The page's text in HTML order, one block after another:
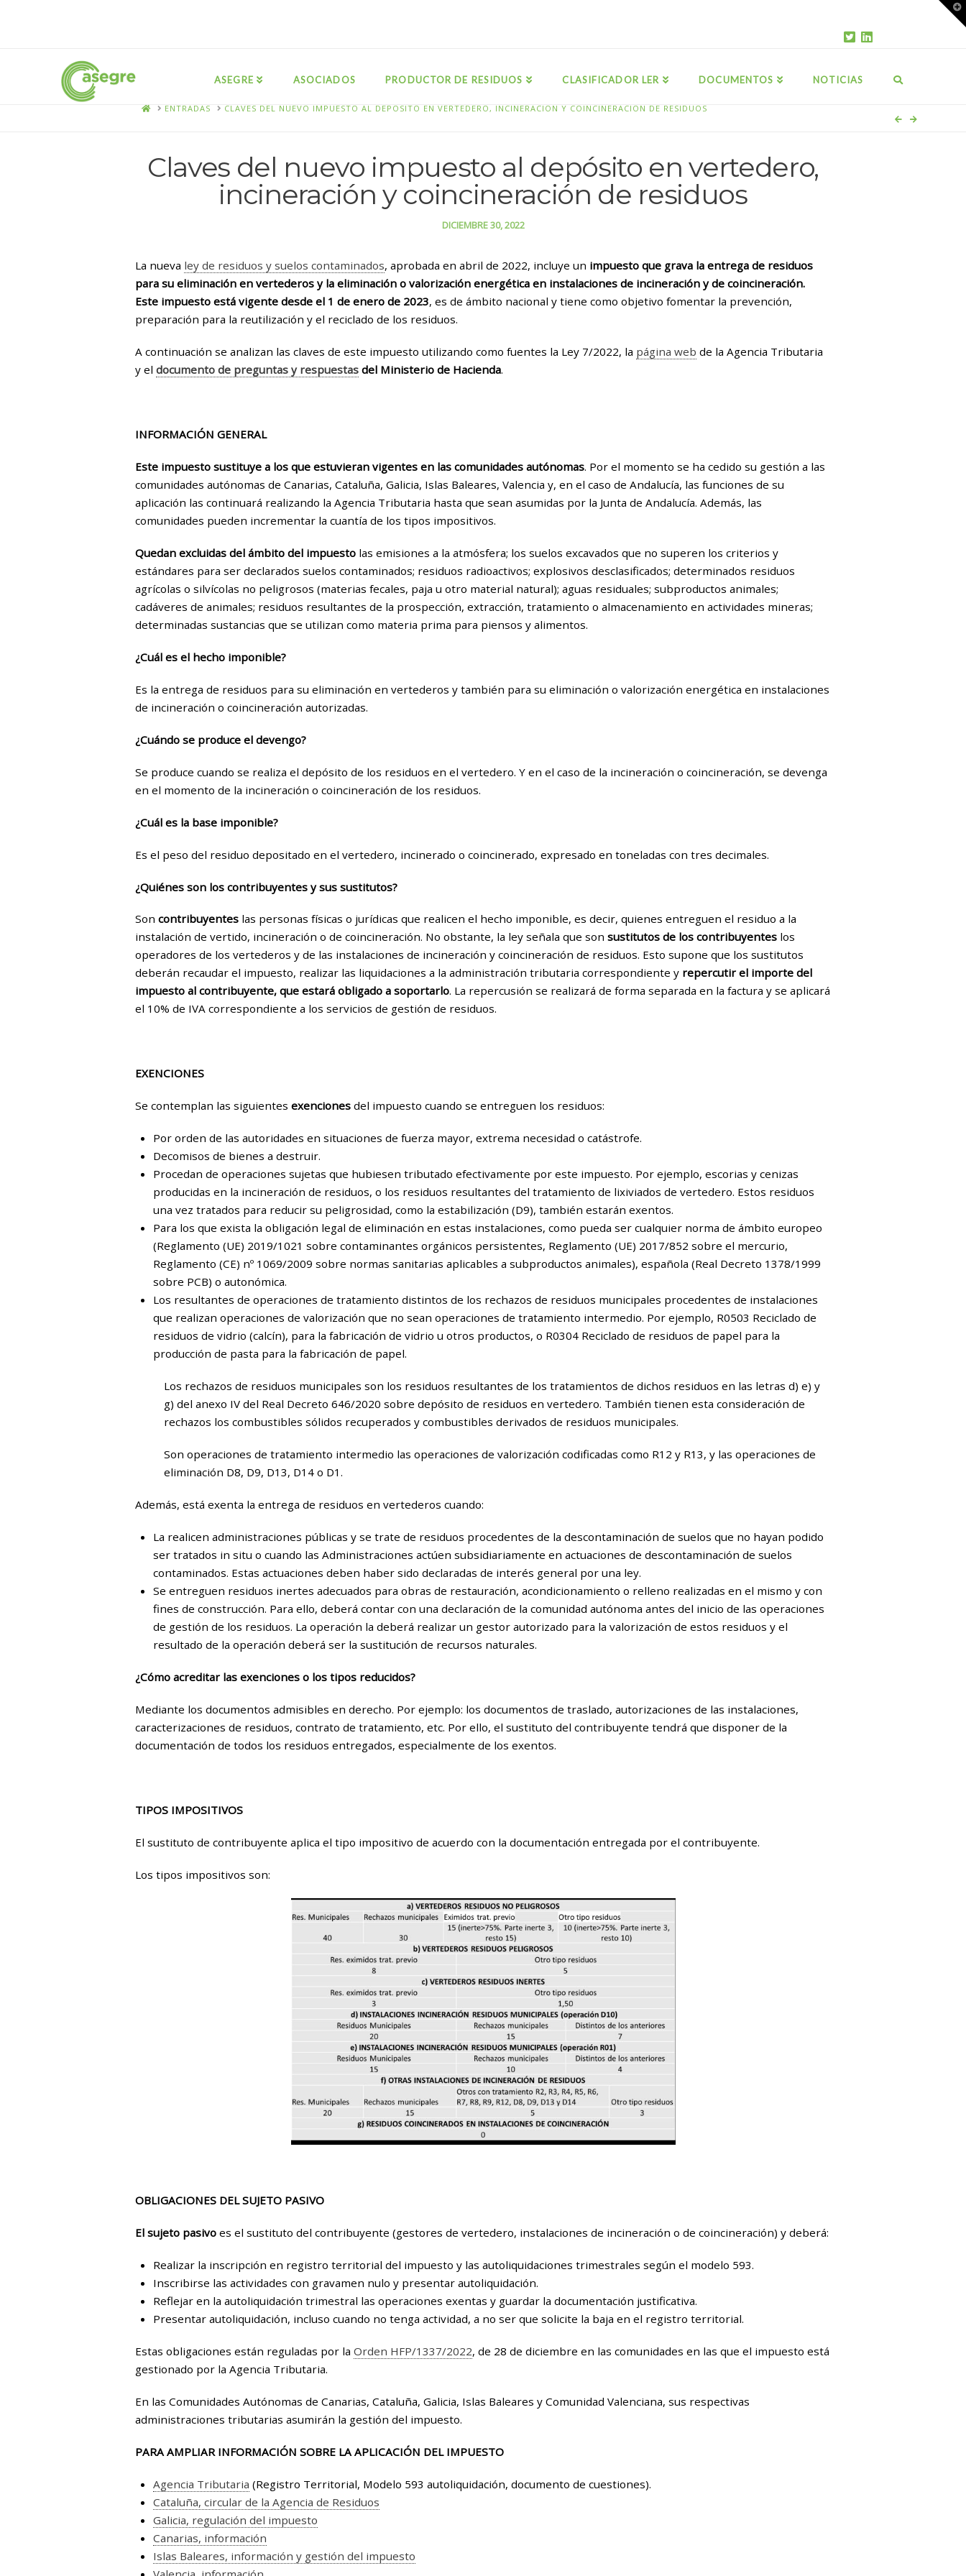
ASEGRE ASOCIADOS PRODUCTOR DE RESIDUOS CLASIFICADOR LER DOCUMENTOS NOTICIAS
HOMEENTRADAS CLAVES DEL NUEVO IMPUESTO AL DEPÓSITO EN VERTEDERO, INCINERACIÓN Y COINCINERACIÓN DE RESIDUOS
Claves del nuevo impuesto al depósito en vertedero,
incineración y coincineración de residuos
DICIEMBRE 30, 2022
La nueva ley de residuos y suelos contaminados, aprobada en abril de 2022, incluye un impuesto que grava la entrega de residuos
para su eliminación en vertederos y la eliminación o valorización energética en instalaciones de incineración y de coincineración.
Este impuesto está vigente desde el 1 de enero de 2023, es de ámbito nacional y tiene como objetivo fomentar la prevención,
preparación para la reutilización y el reciclado de los residuos.
A continuación se analizan las claves de este impuesto utilizando como fuentes la Ley 7/2022, la página web de la Agencia Tributaria
y eldocumento de preguntas y respuestas del Ministerio de Hacienda.
INFORMACIÓN GENERAL
Este impuesto sustituye a los que estuvieran vigentes en las comunidades autónomas. Por el momento se ha cedido su gestión a las
comunidades autónomas de Canarias, Cataluña, Galicia, Islas Baleares, Valencia y, en el caso de Andalucía, las funciones de su
aplicación las continuará realizando la Agencia Tributaria hasta que sean asumidas por la Junta de Andalucía. Además, las
comunidades pueden incrementar la cuantía de los tipos impositivos.
Quedan excluidas del ámbito del impuesto las emisiones a la atmósfera; los suelos excavados que no superen los criterios y
estándares para ser declarados suelos contaminados; residuos radioactivos; explosivos desclasificados; determinados residuos
agrícolas o silvícolas no peligrosos (materias fecales, paja u otro material natural); aguas residuales; subproductos animales;
cadáveres de animales; residuos resultantes de la prospección, extracción, tratamiento o almacenamiento en actividades mineras;
determinadas sustancias que se utilizan como materia prima para piensos y alimentos.
¿Cuál es el hecho imponible?
Es la entrega de residuos para su eliminación en vertederos y también para su eliminación o valorización energética en instalaciones
de incineración o coincineración autorizadas.
¿Cuándo se produce el devengo?
Se produce cuando se realiza el depósito de los residuos en el vertedero. Y en el caso de la incineración o coincineración, se devenga
en el momento de la incineración o coincineración de los residuos.
¿Cuál es la base imponible?
Es el peso del residuo depositado en el vertedero, incinerado o coincinerado, expresado en toneladas con tres decimales.
¿Quiénes son los contribuyentes y sus sustitutos?
Soncontribuyentes las personas físicas o jurídicas que realicen el hecho imponible, es decir, quienes entreguen el residuo a la
instalación de vertido, incineración o de coincineración. No obstante, la ley señala que sonsustitutos de los contribuyentes los
operadores de los vertederos y de las instalaciones de incineración y coincineración de residuos. Esto supone que los sustitutos
deberán recaudar el impuesto, realizar las liquidaciones a la administración tributaria correspondiente y repercutir el importe del
impuesto al contribuyente, que estará obligado a soportarlo. La repercusión se realizará de forma separada en la factura y se aplicará
el 10% de IVA correspondiente a los servicios de gestión de residuos.
EXENCIONES
Se contemplan las siguientesexenciones del impuesto cuando se entreguen los residuos:
Por orden de las autoridades en situaciones de fuerza mayor, extrema necesidad o catástrofe.
Decomisos de bienes a destruir.
Procedan de operaciones sujetas que hubiesen tributado efectivamente por este impuesto. Por ejemplo, escorias y cenizas
producidas en la incineración de residuos, o los residuos resultantes del tratamiento de lixiviados de vertedero. Estos residuos
una vez tratados para reducir su peligrosidad, como la estabilización (D9), también estarán exentos.
Para los que exista la obligación legal de eliminación en estas instalaciones, como pueda ser cualquier norma de ámbito europeo
(Reglamento (UE) 2019/1021 sobre contaminantes orgánicos persistentes, Reglamento (UE) 2017/852 sobre el mercurio,
Reglamento (CE) nº 1069/2009 sobre normas sanitarias aplicables a subproductos animales), española (Real Decreto 1378/1999
sobre PCB) o autonómica.
Los resultantes de operaciones de tratamiento distintos de los rechazos de residuos municipales procedentes de instalaciones
que realizan operaciones de valorización que no sean operaciones de tratamiento intermedio. Por ejemplo, R0503 Reciclado de
residuos de vidrio (calcín), para la fabricación de vidrio u otros productos, o R0304 Reciclado de residuos de papel para la
producción de pasta para la fabricación de papel.
Los rechazos de residuos municipales son los residuos resultantes de los tratamientos de dichos residuos en las letras d) e) y
g) del anexo IV del Real Decreto 646/2020 sobre depósito de residuos en vertedero. También tienen esta consideración de
rechazos los combustibles sólidos recuperados y combustibles derivados de residuos municipales.
Son operaciones de tratamiento intermedio las operaciones de valorización codificadas como R12 y R13, y las operaciones de
eliminación D8, D9, D13, D14 o D1.
Además, está exenta la entrega de residuos en vertederos cuando:
La realicen administraciones públicas y se trate de residuos procedentes de la descontaminación de suelos que no hayan podido
ser tratados in situ o cuando las Administraciones actúen subsidiariamente en actuaciones de descontaminación de suelos
contaminados. Estas actuaciones deben haber sido declaradas de interés general por una ley.
Se entreguen residuos inertes adecuados para obras de restauración, acondicionamiento o relleno realizadas en el mismo y con
fines de construcción. Para ello, deberá contar con una declaración de la comunidad autónoma antes del inicio de las operaciones
de gestión de los residuos. La operación la deberá realizar un gestor autorizado para la valorización de estos residuos y el
resultado de la operación deberá ser la sustitución de recursos naturales.
¿Cómo acreditar las exenciones o los tipos reducidos?
Mediante los documentos admisibles en derecho. Por ejemplo: los documentos de traslado, autorizaciones de las instalaciones,
caracterizaciones de residuos, contrato de tratamiento, etc. Por ello, el sustituto del contribuyente tendrá que disponer de la
documentación de todos los residuos entregados, especialmente de los exentos.
TIPOS IMPOSITIVOS
El sustituto de contribuyente aplica el tipo impositivo de acuerdo con la documentación entregada por el contribuyente.
Los tipos impositivos son:
OBLIGACIONES DEL SUJETO PASIVO
El sujeto pasivo es el sustituto del contribuyente (gestores de vertedero, instalaciones de incineración o de coincineración) y deberá:
Realizar la inscripción en registro territorial del impuesto y las autoliquidaciones trimestrales según el modelo 593.
Inscribirse las actividades con gravamen nulo y presentar autoliquidación.
Reflejar en la autoliquidación trimestral las operaciones exentas y guardar la documentación justificativa.
Presentar autoliquidación, incluso cuando no tenga actividad, a no ser que solicite la baja en el registro territorial.
Estas obligaciones están reguladas por laOrden HFP/1337/2022, de 28 de diciembre en las comunidades en las que el impuesto está
gestionado por la Agencia Tributaria.
En las Comunidades Autónomas de Canarias, Cataluña, Galicia, Islas Baleares y Comunidad Valenciana, sus respectivas
administraciones tributarias asumirán la gestión del impuesto.
PARA AMPLIAR INFORMACIÓN SOBRE LA APLICACIÓN DEL IMPUESTO
Agencia Tributaria (Registro Territorial, Modelo 593 autoliquidación, documento de cuestiones).
Cataluña, circular de la Agencia de Residuos
Galicia, regulación del impuesto
Canarias, información
Islas Baleares, información y gestión del impuesto